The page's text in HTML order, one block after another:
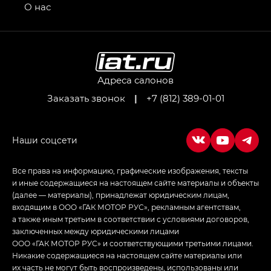
привод — GB AWD, Джи Эль Полный привод —
Джи Ти — GT, Джи Икс — GX,
Джи Икс ПРЕМИУМ — GX PREMIUM, ЛАУНЖ —
Empow — Эмпау (Empow) в комплектации
Адреса салонов
Заказать звонок
| +7 (812) 389-01-01
О нас
Все права на информацию, графические изображения, тексты
и иные содержащиеся на настоящем сайте материалы и объекты
(далее — материалы), принадлежат юридическим лицам,
входящим в ООО «ГАК МОТОР РУС», рекламным агентствам,
а также иным третьим в соответствии с условиями договоров,
заключенных между юридическими лицами
ООО «ГАК МОТОР РУС» и соответствующими третьими лицами.
Никакие содержащиеся на настоящем сайте материалы или
их часть не могут быть воспроизведены, использованы или